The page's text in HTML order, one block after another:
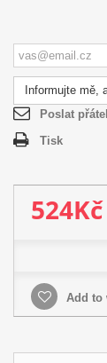
Informujte mě,
Poslat
Tisk
524Kč
Add to